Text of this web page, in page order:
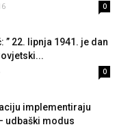
0
” 22. lipnja 1941. je dan
0
implementiraju
udbaški modus